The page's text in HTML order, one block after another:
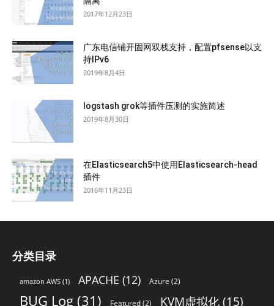
2017年12月23日
广东电信铺开固网双栈支持，配置pfsense以支
持IPv6
2019年8月4日
logstash grok等插件压测的实施简述
2019年8月30日
在Elasticsearch5中使用Elasticsearch-head
插件
2016年11月23日
分类目录
amazon AWS (1) APACHE (12) Azure (2)
BUG Log (31) Featured(2) KVM虚拟化(15)